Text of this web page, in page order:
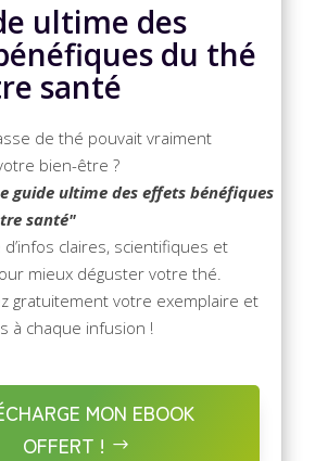
ultime des
du thé
santé
de thé pouvait vraiment
bien-être ?
guide ultime des effets bénéfiques
santé"
claires, scientifiques et
mieux déguster votre thé.
gratuitement votre exemplaire et
à chaque infusion !
MON EBOOK
OFFERT !